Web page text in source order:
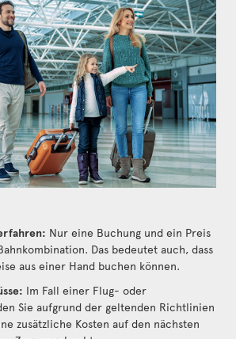
Nur eine Buchung und ein Preis
Das bedeutet auch, dass
aus einer Hand buchen können.
Im Fall einer Flug- oder
Sie aufgrund der geltenden Richtlinien
zusätzliche Kosten auf den nächsten